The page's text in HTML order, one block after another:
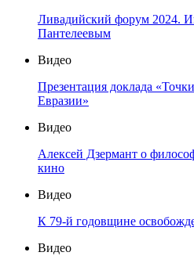
Ливадийский форум 2024.
Пантелеевым
Видео
Презентация доклада
Евразии»
Видео
Алексей Дзермант о
кино
Видео
К 79-й годовщине
Видео